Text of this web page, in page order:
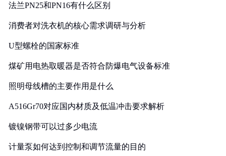
法兰PN25和PN16有什么区别
消费者对洗衣机的核心需求调研与分析
U型螺栓的国家标准
煤矿用电热取暖器是否符合防爆电气设备标准
照明母线槽的主要作用是什么
A516Gr70对应国内材质及低温冲击要求解析
镀镍钢带可以过多少电流
计量泵如何达到控制和调节流量的目的